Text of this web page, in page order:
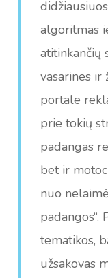
algoritmas
atitinkančių
vasarines ir
portale
prie tokių
padangas
bet ir
nuo
padangos“.
tematikos,
užsakovas